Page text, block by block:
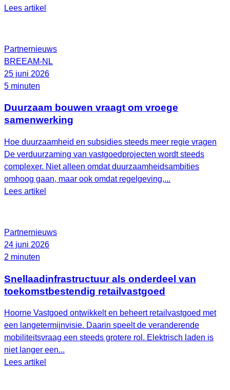
Lees artikel
Partnernieuws
BREEAM-NL
25 juni 2026
5 minuten
Duurzaam bouwen vraagt om vroege
samenwerking
Hoe duurzaamheid en subsidies steeds meer regie vragen
De verduurzaming van vastgoedprojecten wordt steeds
complexer. Niet alleen omdat duurzaamheidsambities
omhoog gaan, maar ook omdat regelgeving,...
Lees artikel
Partnernieuws
24 juni 2026
2 minuten
Snellaadinfrastructuur als onderdeel van
toekomstbestendig retailvastgoed
Hoorne Vastgoed ontwikkelt en beheert retailvastgoed met
een langetermijnvisie. Daarin speelt de veranderende
mobiliteitsvraag een steeds grotere rol. Elektrisch laden is
niet langer een...
Lees artikel